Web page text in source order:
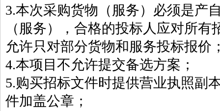
3.本次采购货物（服务）必须是产
（服务），合格的投标人应对所
允许只对部分货物和服务投标报价
4.本项目不允许提交备选方案；
5.购买招标文件时提供营业执照副
件加盖公章；